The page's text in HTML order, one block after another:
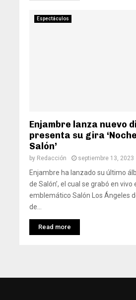
Espectáculos
Enjambre lanza nuevo
presenta su gira
Salón’
by Redacción septiembre 13, 2023
Enjambre ha lanzado su último
de Salón’, el cual se grabó en vivo
emblemático Salón Los Ángeles
de...
Read more